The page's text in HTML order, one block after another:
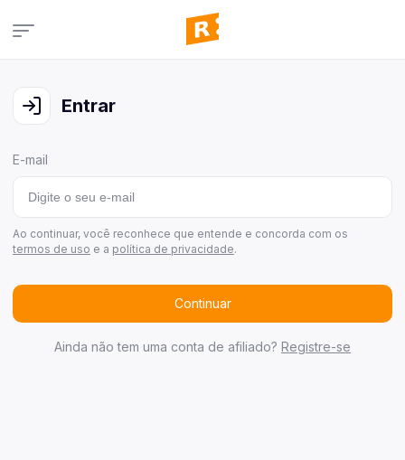
Veja todas as campanhas disponíveis
Últimos ganhadores
Veja quem já ganhou
Área de afiliados
Entrar
E-mail
Ao continuar, você reconhece que entende e concorda com os
termos de uso e a política de privacidade.
Continuar
Ainda não tem uma conta de afiliado? Registre-se